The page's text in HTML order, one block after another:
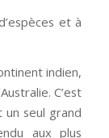
et à
indien,
C’est
seul grand
aux plus